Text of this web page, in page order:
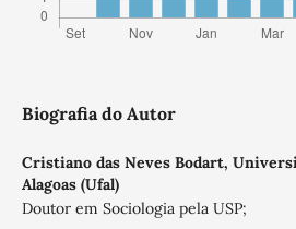
Biografia do Autor
Cristiano das Neves Bodart,
Alagoas (Ufal)
Doutor em Sociologia pela USP;